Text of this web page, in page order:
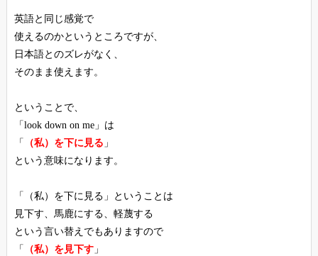
英語と同じ感覚で
使えるのかというところですが、
日本語とのズレがなく、
そのまま使えます。
ということで、
「look down on me」は
「
（私）を下に見る 」
という意味になります。
「（私）を下に見る」ということは
見下す、馬鹿にする、軽蔑する
という言い替えでもありますので
「
（私）を見下す」